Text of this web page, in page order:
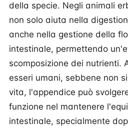
della specie. Negli animali
non solo aiuta nella
anche nella gestione della
intestinale, permettendo
scomposizione dei nutrienti.
esseri umani, sebbene non
vita, l'appendice può
funzione nel mantenere
intestinale, specialmente